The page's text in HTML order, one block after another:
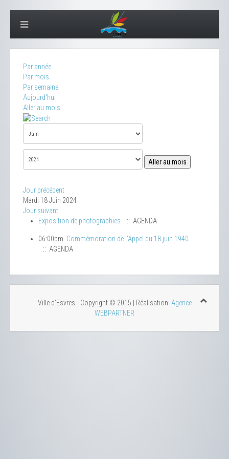
Par année
Par mois
Par semaine
Aujourd'hui
Aller au mois
Aller au mois
Jour précédent
Mardi 18 Juin 2024
Jour suivant
Exposition de photographies
:: AGENDA
06:00pm Commémoration de l'Appel du 18 juin 1940
:: AGENDA
Ville d'Esvres - Copyright © 2015 | Réalisation: Agence
WEBPARTNER